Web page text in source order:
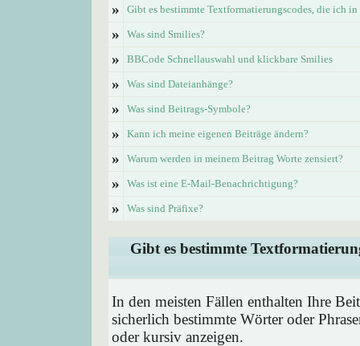
»
Gibt es bestimmte Textformatierungscodes, die ich
» Was sind Smilies?
» BBCode Schnellauswahl und klickbare Smilies
» Was sind Dateianhänge?
» Was sind Beitrags-Symbole?
» Kann ich meine eigenen Beiträge ändern?
» Warum werden in meinem Beitrag Worte zensiert?
» Was ist eine E-Mail-Benachrichtigung?
» Was sind Präfixe?
Gibt es bestimmte
In den meisten Fällen enthalten Ihre
sicherlich bestimmte Wörter oder
oder kursiv anzeigen.